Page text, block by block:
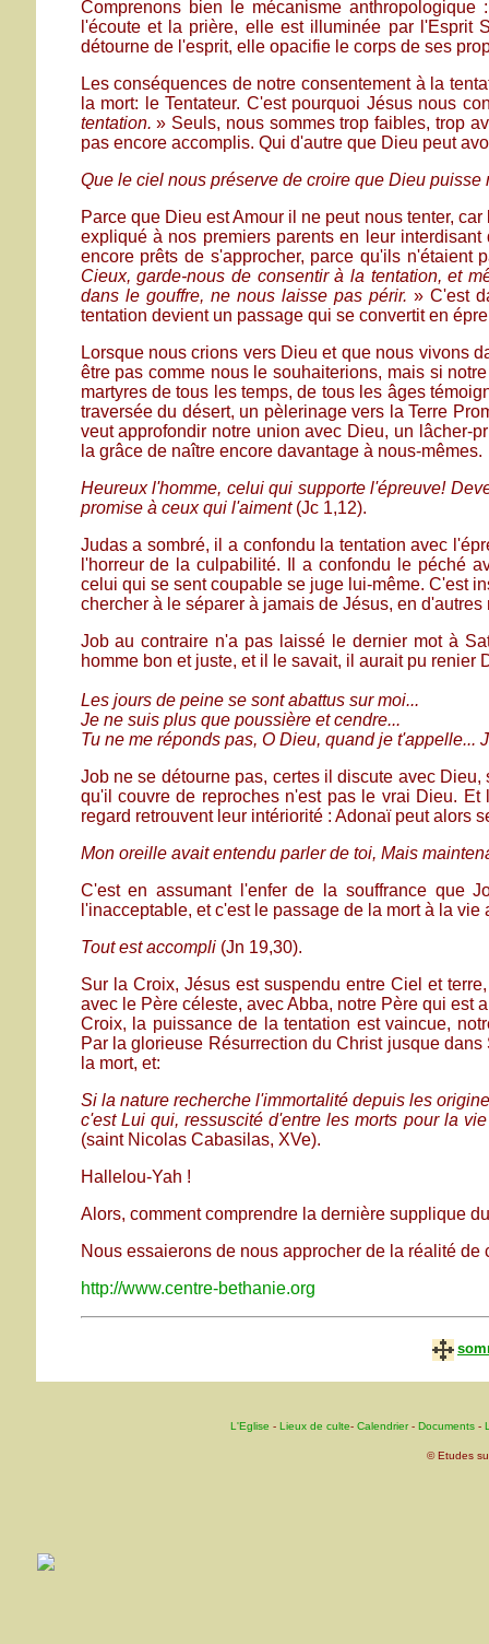
Comprenons bien le mécanisme
l'écoute et la prière, elle est illuminée par l'Esprit
détourne de l'esprit, elle opacifie le corps de ses
Les conséquences de notre consentement à la
la mort: le Tentateur. C'est pourquoi Jésus nous
tentation.» Seuls, nous sommes trop faibles, trop
pas encore accomplis. Qui d'autre que Dieu peut
Que le ciel nous préserve de croire que Dieu puisse
Parce que Dieu est Amour il ne peut nous tenter,
expliqué à nos premiers parents en leur
encore prêts de s'approcher, parce qu'ils n'étaient
Cieux, garde-nous de consentir à la tentation, et
dans le gouffre, ne nous laisse pas périr. » C'est
tentation devient un passage qui se convertit en
Lorsque nous crions vers Dieu et que nous vivons
être pas comme nous le souhaiterions, mais si
martyres de tous les temps, de tous les âges
traversée du désert, un pèlerinage vers la Terre
veut approfondir notre union avec Dieu, un lâcher-
la grâce de naître encore davantage à nous-mêmes.
Heureux l'homme, celui qui supporte l'épreuve!
promise à ceux qui l'aiment (Jc 1,12).
Judas a sombré, il a confondu la tentation avec
l'horreur de la culpabilité. Il a confondu le péché
celui qui se sent coupable se juge lui-même. C'est
chercher à le séparer à jamais de Jésus, en d'autres
Job au contraire n'a pas laissé le dernier mot à
homme bon et juste, et il le savait, il aurait pu
Les jours de peine se sont abattus sur moi...
Je ne suis plus que poussière et cendre...
Tu ne me réponds pas, O Dieu, quand je t'appelle...
Job ne se détourne pas, certes il discute avec
qu'il couvre de reproches n'est pas le vrai Dieu.
regard retrouvent leur intériorité : Adonaï peut alors
Mon oreille avait entendu parler de toi, Mais
C'est en assumant l'enfer de la souffrance que
l'inacceptable, et c'est le passage de la mort à la
Tout est accompli (Jn 19,30).
Sur la Croix, Jésus est suspendu entre Ciel et
avec le Père céleste, avec Abba, notre Père qui est
Croix, la puissance de la tentation est vaincue,
Par la glorieuse Résurrection du Christ jusque
la mort, et:
Si la nature recherche l'immortalité depuis les
c'est Lui qui, ressuscité d'entre les morts pour la
(saint Nicolas Cabasilas, XVe).
Hallelou-Yah !
Alors, comment comprendre la dernière supplique
Nous essaierons de nous approcher de la réalité
http://www.centre-bethanie.org
L'Eglise - Lieux de culte- Calendrier- Documents-
© Etudes